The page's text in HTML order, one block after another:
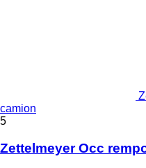
camion
5
Zettelmeyer Occ